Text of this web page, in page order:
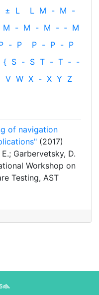
± L L M - M -
M - M - M - ‐ M
- P P - P - P
{ S - S T - T ‐ -
V W X - X Y Z
of navigation
(2017)
Garbervetsky, D.
Workshop on
Testing, AST